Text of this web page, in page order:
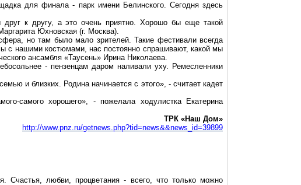
для финала - парк имени Белинского. Сегодня здесь
к другу, а это очень приятно. Хорошо бы еще такой
Юхновская (г. Москва).
но там было мало зрителей. Такие фестивали всегда
с нашими костюмами, нас постоянно спрашивают, какой мы
ансамбля «Таусень» Ирина Николаева.
- пензенцам даром наливали уху. Ремесленники
и близких. Родина начинается с этого», - считает кадет
самого хорошего», - пожелала ходулистка Екатерина
ТРК «Наш Дом»
http://www.pnz.ru/getnews.php?tid=news&&news_id=39899
любви, процветания - всего, что только можно